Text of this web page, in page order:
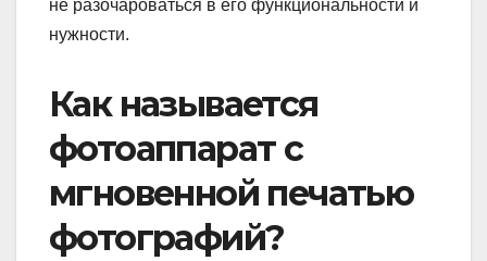
не разочароваться в его функциональности и
нужности.
Как называется
фотоаппарат с
мгновенной печатью
фотографий?